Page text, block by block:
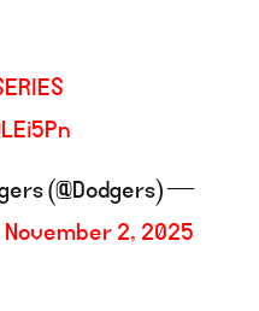
— Los Angeles Dodgers (@Dodgers)
November 2, 2025